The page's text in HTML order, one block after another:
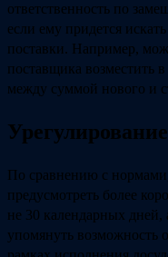
ответственность по
если ему придется
поставки. Например,
поставщика возместить
между суммой нового и
По сравнению с
предусмотреть более
не 30 календарных дней,
упомянуть возможность